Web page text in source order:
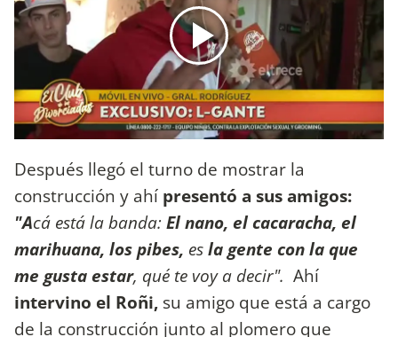
Después llegó el turno de mostrar la
construcción y ahí presentó a sus amigos:
"Acá está la banda: El nano, el cacaracha, el
marihuana, los pibes, esla gente con la que
me gusta estar, qué te voy a decir". Ahí
intervino el Roñi, su amigo que está a cargo
de la construcción junto al plomero que